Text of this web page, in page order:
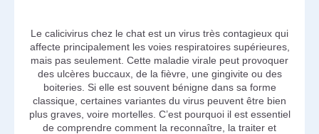
Le calicivirus chez le chat est un virus très contagieux qui
affecte principalement les voies respiratoires supérieures,
mais pas seulement. Cette maladie virale peut provoquer
des ulcères buccaux, de la fièvre, une gingivite ou des
boiteries. Si elle est souvent bénigne dans sa forme
classique, certaines variantes du virus peuvent être bien
plus graves, voire mortelles. C’est pourquoi il est essentiel
de comprendre comment la reconnaître, la traiter et